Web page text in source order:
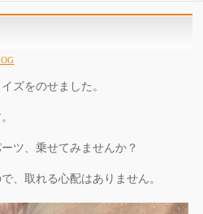
ズをのせました。
ツ、乗せてみませんか？
、取れる心配はありません。